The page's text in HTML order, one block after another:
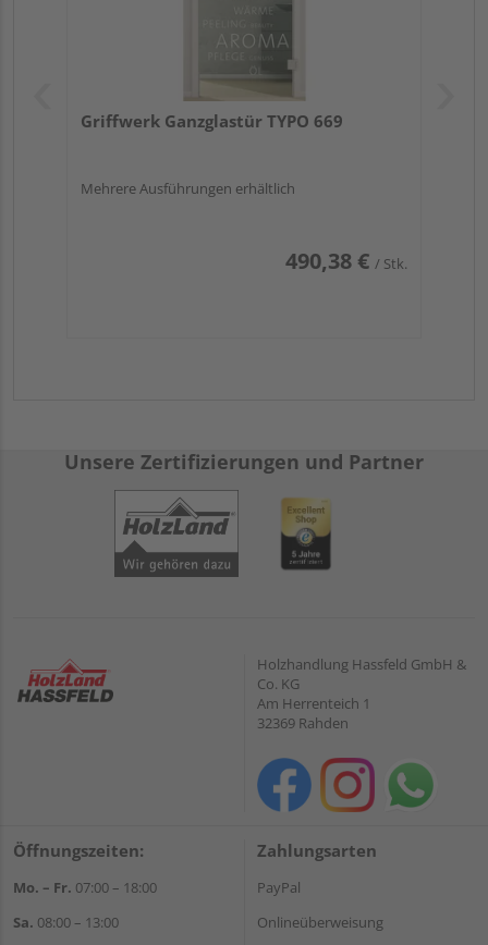
Griffwerk Ganzglastür TYPO 669
Mehrere Ausführungen erhältlich
490,38 € / Stk.
Unsere Zertifizierungen und Partner
Holzhandlung Hassfeld GmbH &
Co. KG
Am Herrenteich 1
32369 Rahden
Öffnungszeiten:
Mo. – Fr. 07:00 – 18:00
Sa. 08:00 – 13:00
Zahlungsarten
PayPal
Onlineüberweisung